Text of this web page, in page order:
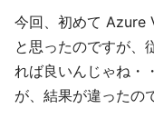
今回、初めて Azure
と思ったのですが、
れば良いんじゃね・
が、結果が違ったの